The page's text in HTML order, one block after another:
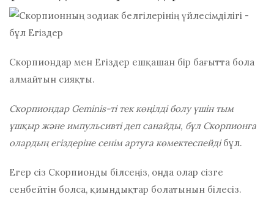
Скорпиондар мен Егіздер ешқашан бір бағытта бола
алмайтын сияқты.
Скорпиондар Geminis-ті тек көңілді болу үшін тым
ұшқыр және импульсивті деп санайды, бұл Скорпионға
олардың егіздеріне сенім артуға көмектеспейді бұл.
Егер сіз Скорпионды білсеңіз, онда олар сізге
сенбейтін болса, қиындықтар болатынын білесіз.